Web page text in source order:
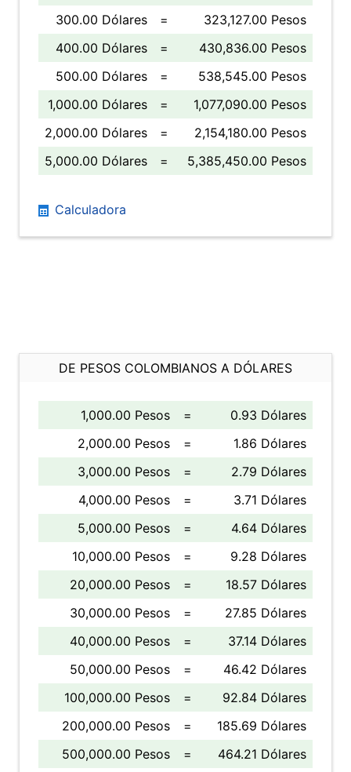
300.00 Dólares
=
323,127.00 Pesos
400.00 Dólares
=
430,836.00 Pesos
500.00 Dólares
=
538,545.00 Pesos
1,000.00 Dólares
=
1,077,090.00 Pesos
2,000.00 Dólares
=
2,154,180.00 Pesos
5,000.00 Dólares
= 5,385,450.00 Pesos
Calculadora
DE PESOS COLOMBIANOS A DÓLARES
1,000.00 Pesos =
0.93 Dólares
2,000.00 Pesos
=
1.86 Dólares
3,000.00 Pesos
=
2.79 Dólares
4,000.00 Pesos
=
3.71 Dólares
5,000.00 Pesos
=
4.64 Dólares
10,000.00 Pesos
=
9.28 Dólares
20,000.00 Pesos
=
18.57 Dólares
30,000.00 Pesos
=
27.85 Dólares
40,000.00 Pesos
=
37.14 Dólares
50,000.00 Pesos
=
46.42 Dólares
100,000.00 Pesos
=
92.84 Dólares
200,000.00 Pesos
=
185.69 Dólares
500,000.00 Pesos
= 464.21 Dólares